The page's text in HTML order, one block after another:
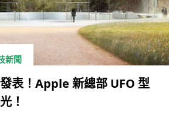
新聞
表！Apple 新總部 UFO 型
！